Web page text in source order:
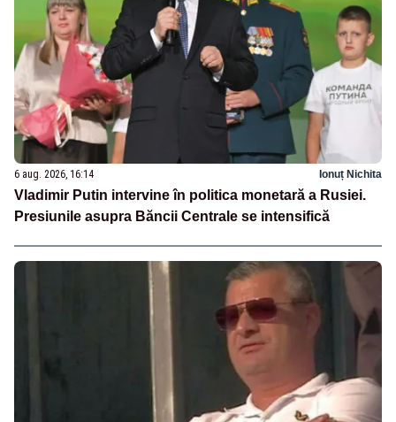
6 aug. 2026, 16:14 Ionuț Nichita
Vladimir Putin intervine în politica monetară a Rusiei.
Presiunile asupra Băncii Centrale se intensifică